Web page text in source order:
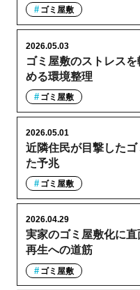
ゴミ屋敷
ゴミ屋敷のストレス
める環境整理
2026.05.03
ゴミ屋敷
近隣住民が目撃した
た予兆
2026.05.01
ゴミ屋敷
実家のゴミ屋敷化に
再生への道筋
2026.04.29
ゴミ屋敷